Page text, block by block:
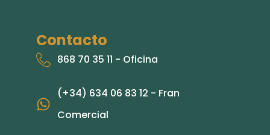
Contacto
868 70 35 11 - Oficina
(+34) 634 06 83 12 - Fran
Comercial